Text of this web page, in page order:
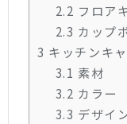
2.2 フロア
2.3 カップ
3 キッチンキ
3.1 素材
3.2 カラー
3.3 デザイ